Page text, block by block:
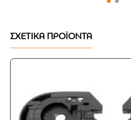
Ασφάλιση κράνους με
Σημείωση:Το κράνος δίνεται με
όχι με την σκούρο φιμέ που
ΣΧΕΤΙΚΑ ΠΡΟΪΟΝΤΑ